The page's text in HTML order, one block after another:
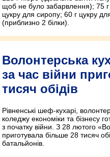
щоб не було забарвлення); 75 г
цукру для сиропу; 60 г цукру
(приблизно 2 білки).
Волонтерська
за час війни
тисяч обідів
Рівненські шеф-кухарі,
коледжу економіки та бізнесу
з початку війни. З 28 лютого
приготувала більше 28 тисяч
батальйонів.